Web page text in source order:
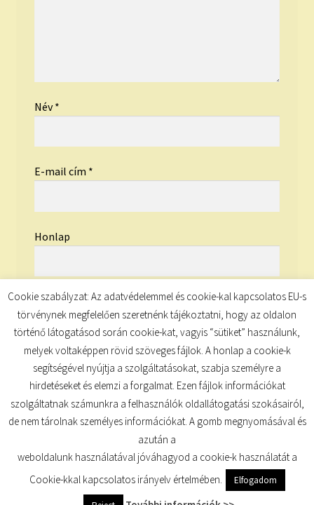
Név*
E-mail cím *
Honlap
© TUDATKULCS 2026
Cookie szabályzat: Az adatvédelemmel és cookie-kal kapcsolatos EU-s
törvénynek megfelelően szeretnénk tájékoztatni, hogy az oldalon
történő látogatásod során cookie-kat, vagyis “sütiket” használunk,
melyek voltaképpen rövid szöveges fájlok. A honlap a cookie-k
segítségével nyújtja a szolgáltatásokat, szabja személyre a
hirdetéseket és elemzi a forgalmat. Ezen fájlok információkat
szolgáltatnak számunkra a felhasználók oldallátogatási szokásairól,
de nem tárolnak személyes információkat. A gomb megnyomásával és
azután a
weboldalunk használatával jóváhagyod a cookie-k használatát a
Cookie-kkal kapcsolatos irányelv értelmében.
Elfogadom